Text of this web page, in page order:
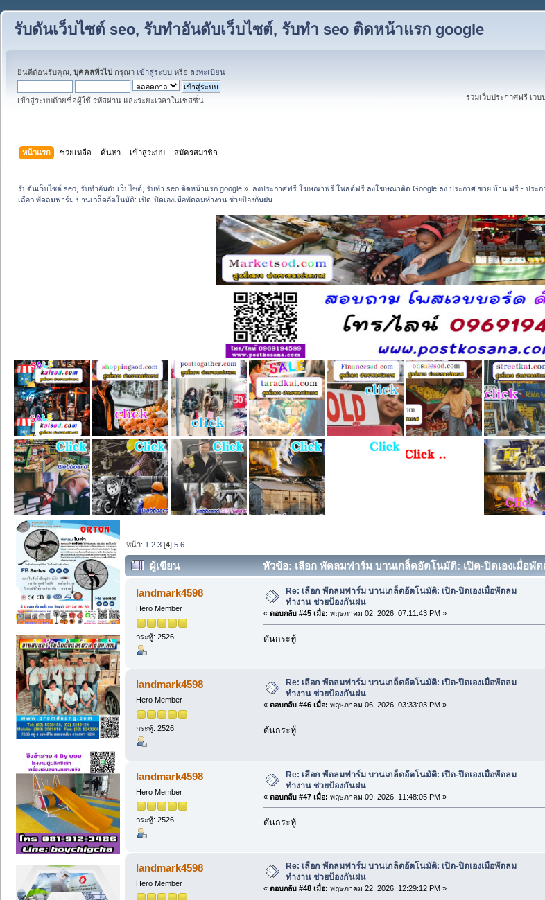
รับดันเว็บไซต์ seo, รับทำอันดับเว็บไซต์, รับทำ seo ติดหน้าแรก google
ยินดีต้อนรับคุณ, บุคคลทั่วไป กรุณา เข้าสู่ระบบ หรือ ลงทะเบียน
เข้าสู่ระบบด้วยชื่อผู้ใช้ รหัสผ่าน และระยะเวลาในเซสชั่น
รวมเว็บประกาศฟรี เว
หน้าแรก ช่วยเหลือ ค้นหา เข้าสู่ระบบ สมัครสมาชิก
รับดันเว็บไซต์ seo, รับทำอันดับเว็บไซต์, รับทำ seo ติดหน้าแรก google » ลงประกาศฟรี โฆษณาฟรี โพสต์ฟรี ลงโฆษณาติด Google ลง ประกาศ ขาย บ้าน ฟรี - ประก
เลือก พัดลมฟาร์ม บานเกล็ดอัตโนมัติ: เปิด-ปิดเองเมื่อพัดลมทำงาน ช่วยป้องกันฝน
หน้า: 1 2 3 [4]5 6
ผู้เขียน หัวข้อ: เลือก พัดลมฟาร์ม บานเกล็ดอัตโนมัติ: เปิด-ปิดเองเมื่อพั
landmark4598
Hero Member
กระทู้: 2526
Re: เลือก พัดลมฟาร์ม บานเกล็ดอัตโนมัติ: เปิด-ปิดเองเมื่อพัดลม
ทำงาน ช่วยป้องกันฝน
« ตอบกลับ #45 เมื่อ: พฤษภาคม 02, 2026, 07:11:43 PM »
ดันกระทู้
landmark4598
Hero Member
กระทู้: 2526
Re: เลือก พัดลมฟาร์ม บานเกล็ดอัตโนมัติ: เปิด-ปิดเองเมื่อพัดลม
ทำงาน ช่วยป้องกันฝน
« ตอบกลับ #46 เมื่อ: พฤษภาคม 06, 2026, 03:33:03 PM »
ดันกระทู้
landmark4598
Hero Member
กระทู้: 2526
Re: เลือก พัดลมฟาร์ม บานเกล็ดอัตโนมัติ: เปิด-ปิดเองเมื่อพัดลม
ทำงาน ช่วยป้องกันฝน
« ตอบกลับ #47 เมื่อ: พฤษภาคม 09, 2026, 11:48:05 PM »
ดันกระทู้
landmark4598
Hero Member
Re: เลือก พัดลมฟาร์ม บานเกล็ดอัตโนมัติ: เปิด-ปิดเองเมื่อพัดลม
ทำงาน ช่วยป้องกันฝน
« ตอบกลับ #48 เมื่อ: พฤษภาคม 22, 2026, 12:29:12 PM »